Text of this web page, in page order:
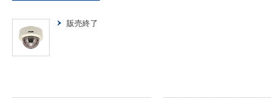
販売終了